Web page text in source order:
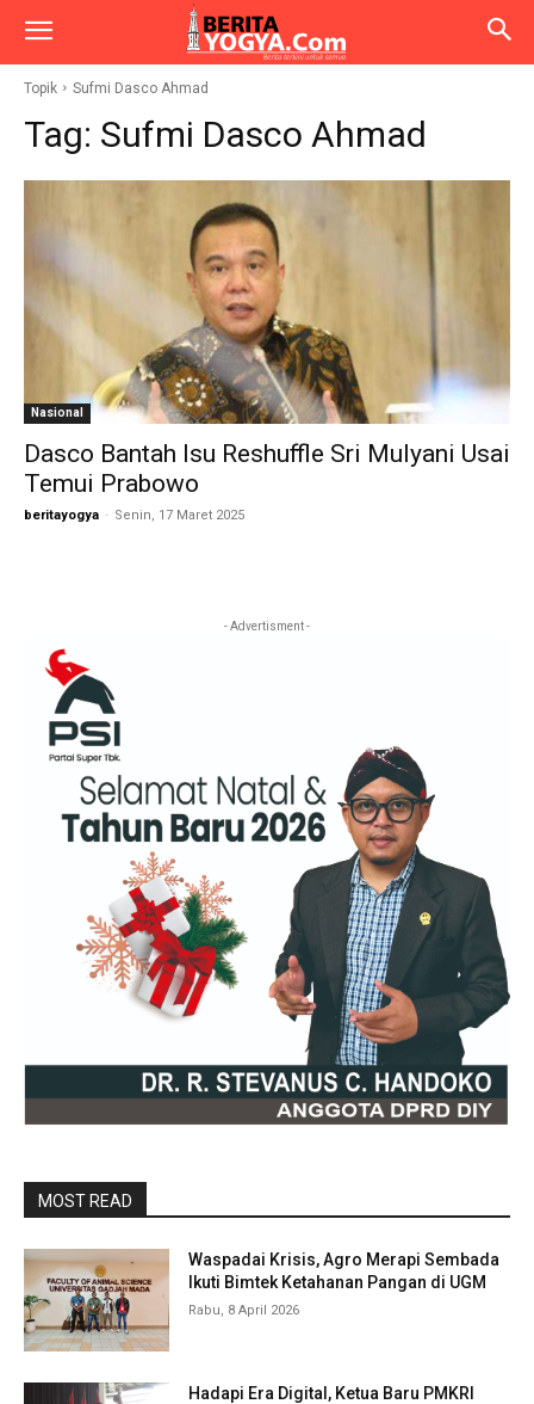
Topik Sufmi Dasco Ahmad
Tag: Sufmi Dasco Ahmad
Nasional
Dasco Bantah Isu Reshuffle Sri Mulyani Usai
Temui Prabowo
beritayogya - Senin, 17 Maret 2025
- Advertisment -
MOST READ
Waspadai Krisis, Agro Merapi Sembada
Ikuti Bimtek Ketahanan Pangan di UGM
Rabu, 8 April 2026
Hadapi Era Digital, Ketua Baru PMKRI